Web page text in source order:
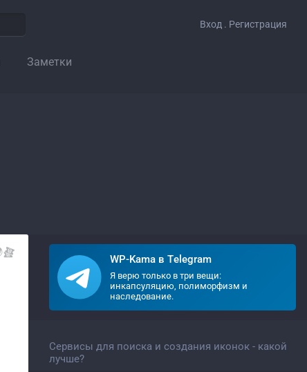
Вход . Регистрация
Заметки
WP-Kama в Telegram
Я верю только в три вещи:
инкапсуляцию, полиморфизм и
наследование.
Сервисы для поиска и создания иконок - какой
лучше?